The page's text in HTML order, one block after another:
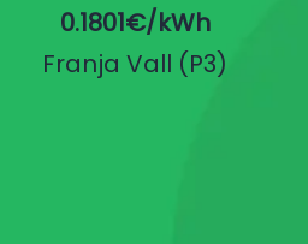
0.1801€/kWh
Franja Vall (P3)